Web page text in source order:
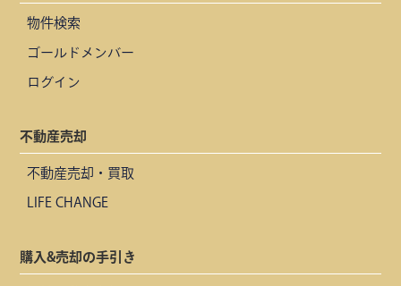
物件検索
ゴールドメンバー
ログイン
不動産売却
不動産売却・買取
LIFE CHANGE
購入&売却の手引き